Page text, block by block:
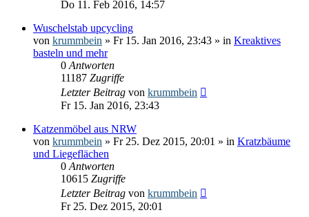
Do 11. Feb 2016, 14:57
Wuschelstab upcycling
von krummbein » Fr 15. Jan 2016, 23:43 » in Kreaktives
basteln und mehr
0 Antworten
11187 Zugriffe
Letzter Beitrag von krummbein
Fr 15. Jan 2016, 23:43
Katzenmöbel aus NRW
von krummbein » Fr 25. Dez 2015, 20:01 » in Kratzbäume
und Liegeflächen
0 Antworten
10615 Zugriffe
Letzter Beitrag von krummbein
Fr 25. Dez 2015, 20:01